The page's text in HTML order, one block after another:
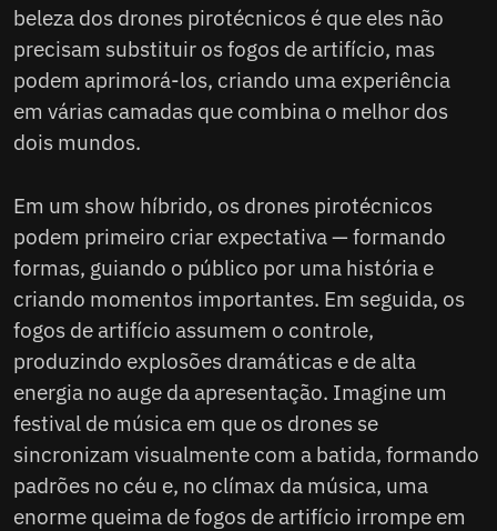
beleza dos drones pirotécnicos é que eles não
precisam substituir os fogos de artifício, mas
podem aprimorá-los, criando uma experiência
em várias camadas que combina o melhor dos
dois mundos.
Em um show híbrido, os drones pirotécnicos
podem primeiro criar expectativa — formando
formas, guiando o público por uma história e
criando momentos importantes. Em seguida, os
fogos de artifício assumem o controle,
produzindo explosões dramáticas e de alta
energia no auge da apresentação. Imagine um
festival de música em que os drones se
sincronizam visualmente com a batida, formando
padrões no céu e, no clímax da música, uma
enorme queima de fogos de artifício irrompe em